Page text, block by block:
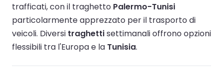
trafficati, con il traghetto Palermo-Tunisi
particolarmente apprezzato per il trasporto di
veicoli. Diversi traghettisettimanali offrono opzioni
flessibili tra l'Europa e la Tunisia.